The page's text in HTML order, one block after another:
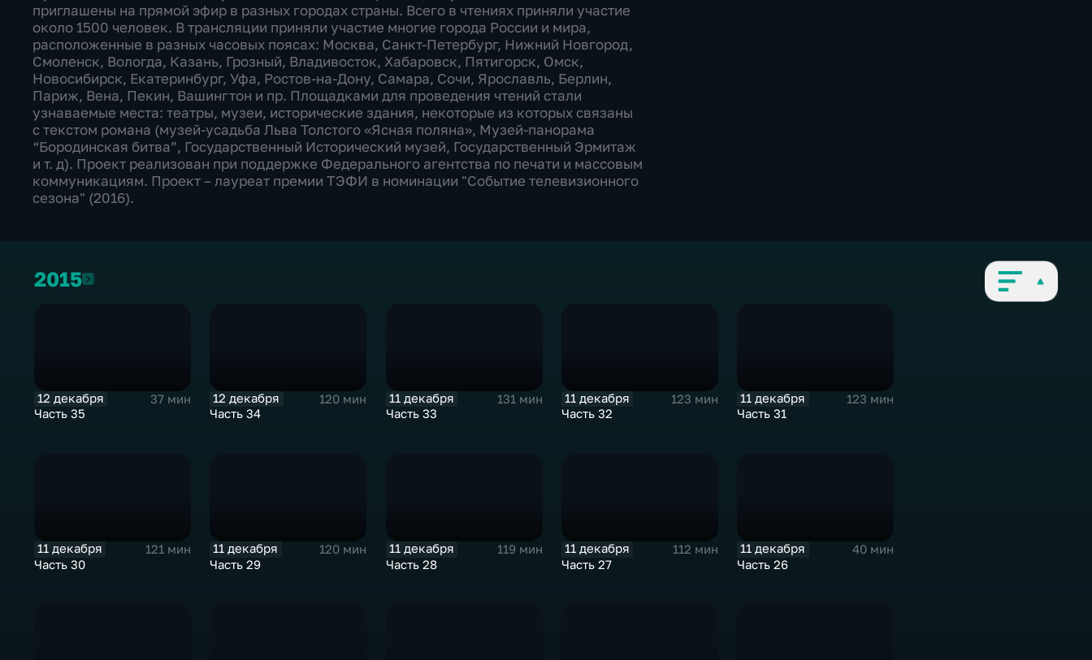
приглашены на прямой эфир в разных городах страны. Всего в чтениях приняли участие
около 1500 человек. В трансляции приняли участие многие города России и мира,
расположенные в разных часовых поясах: Москва, Санкт-Петербург, Нижний Новгород,
Смоленск, Вологда, Казань, Грозный, Владивосток, Хабаровск, Пятигорск, Омск,
Новосибирск, Екатеринбург, Уфа, Ростов-на-Дону, Самара, Сочи, Ярославль, Берлин,
Париж, Вена, Пекин, Вашингтон и пр. Площадками для проведения чтений стали
узнаваемые места: театры, музеи, исторические здания, некоторые из которых связаны
с текстом романа (музей-усадьба Льва Толстого «Ясная поляна», Музей-панорама
“Бородинская битва”, Государственный Исторический музей, Государственный Эрмитаж
и т. д). Проект реализован при поддержке Федерального агентства по печати и массовым
коммуникациям. Проект – лауреат премии ТЭФИ в номинации "Событие телевизионного
сезона" (2016).
20152015
12 декабря
37 мин
Часть 35
12 декабря
120 мин
Часть 34
11 декабря
131 мин
Часть 33
11 декабря
123 мин
Часть 32
11 декабря
123 мин
Часть 31
11 декабря
121 мин
Часть 30
11 декабря
120 мин
Часть 29
11 декабря
119 мин
Часть 28
11 декабря
112 мин
Часть 27
11 декабря
40 мин
Часть 26